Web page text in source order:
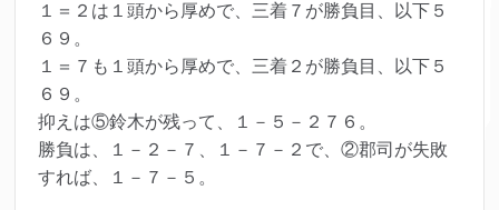
１＝２は１頭から厚めで、三着７が勝負目、以下５
６９。
１＝７も１頭から厚めで、三着２が勝負目、以下５
６９。
抑えは⑤鈴木が残って、１－５－２７６。
勝負は、１－２－７、１－７－２で、②郡司が失敗
すれば、１－７－５。